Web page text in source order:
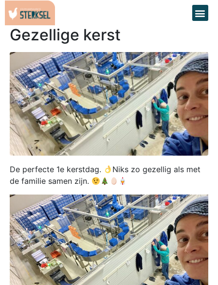
Gezellige kerst
De perfecte 1e kerstdag.
Niks zo gezellig als met
de familie samen zijn.